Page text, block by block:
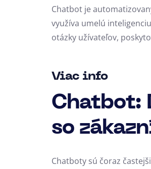
Chatbot je
využíva umelú
otázky užívateľov,
Viac info
Chatbot:
so
Chatboty sú čoraz